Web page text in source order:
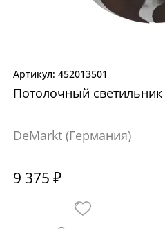
452013501
Потолочный светильник
DeMarkt (Германия)
9 375 ₽